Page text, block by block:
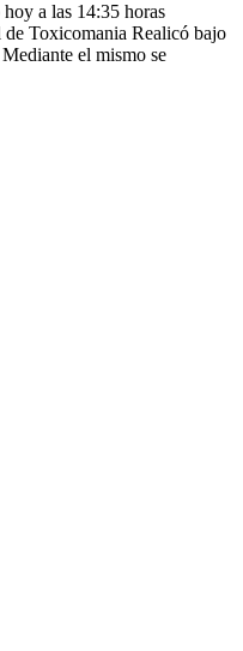
a las 14:35 horas
de Toxicomania Realicó bajo
el mismo se